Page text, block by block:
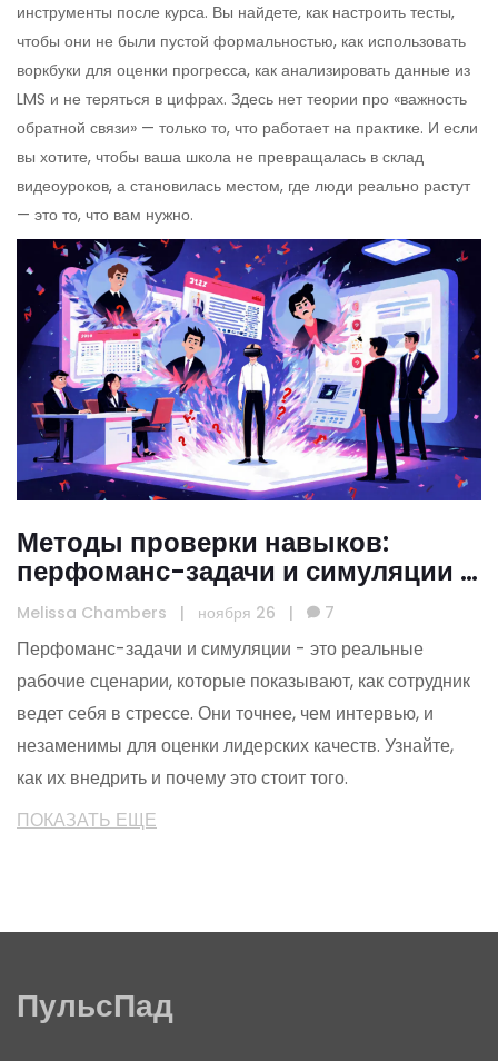
инструменты после курса. Вы найдете, как настроить тесты,
чтобы они не были пустой формальностью, как использовать
воркбуки для оценки прогресса, как анализировать данные из
LMS и не теряться в цифрах. Здесь нет теории про «важность
обратной связи» — только то, что работает на практике. И если
вы хотите, чтобы ваша школа не превращалась в склад
видеоуроков, а становилась местом, где люди реально растут
— это то, что вам нужно.
Методы проверки навыков:
перфоманс-задачи и симуляции в
HR-практике
Melissa Chambers | ноября 26 | 7
Перфоманс-задачи и симуляции - это реальные
рабочие сценарии, которые показывают, как сотрудник
ведет себя в стрессе. Они точнее, чем интервью, и
незаменимы для оценки лидерских качеств. Узнайте,
как их внедрить и почему это стоит того.
ПОКАЗАТЬ ЕЩЕ
ПульсПад